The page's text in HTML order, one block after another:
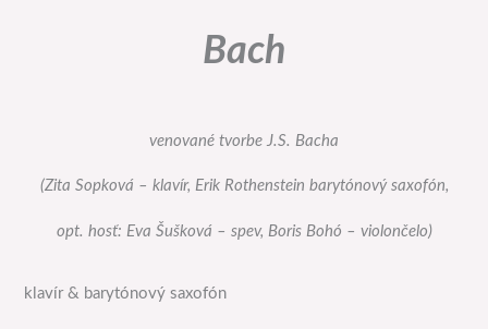
Bach
venované tvorbe J.S. Bacha
(Zita Sopková – klavír, Erik Rothenstein barytónový saxofón,
opt. hosť: Eva Šušková – spev, Boris Bohó – violončelo)
klavír & barytónový saxofón